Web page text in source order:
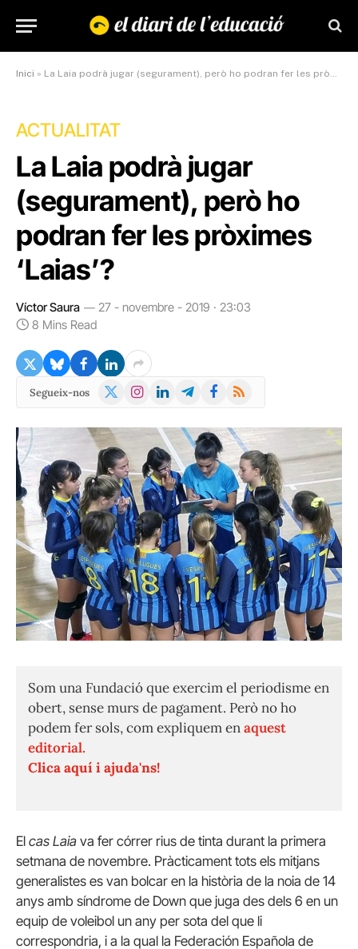
Inici » La Laia podrà jugar (segurament), però ho podran fer les pròximes ‘Laias’?
ACTUALITAT
La Laia podrà jugar
(segurament), però ho
podran fer les pròximes
‘Laias’?
Víctor Saura
27 - novembre - 2019 · 23:03
8 Mins Read
Segueix-nos
X
Instagram
LinkedInTelegramFacebook
RSS
Som una Fundació que exercim el periodisme en
obert, sense murs de pagament. Però no ho
podem fer sols, com expliquem enaquest
editorial.
Clica aquí i ajuda'ns!
El cas Laia va fer córrer rius de tinta durant la primera
setmana de novembre. Pràcticament tots els mitjans
generalistes es van bolcar en la història de la noia de 14
anys amb síndrome de Down que juga des dels 6 en un
equip de voleibol un any per sota del que li
correspondria, i a la qual la Federación Española de